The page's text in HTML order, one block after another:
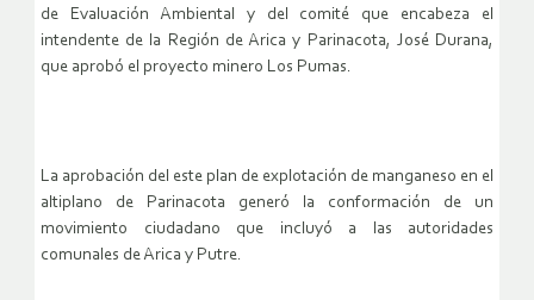
de Evaluación Ambiental y del comité que encabeza el
intendente de la Región de Arica y Parinacota, José Durana,
que aprobó el proyecto minero Los Pumas.
La aprobación del este plan de explotación de manganeso en el
altiplano de Parinacota generó la conformación de un
movimiento ciudadano que incluyó a las autoridades
comunales de Arica y Putre.